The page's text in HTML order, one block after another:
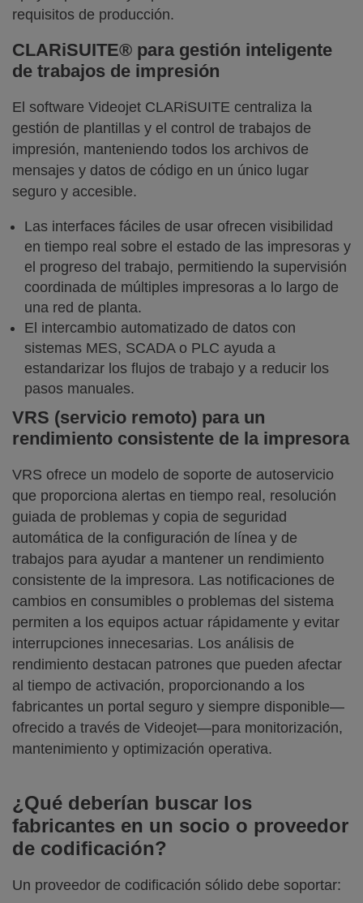
requisitos de producción.
CLARiSUITE® para gestión inteligente
de trabajos de impresión
El software Videojet CLARiSUITE centraliza la
gestión de plantillas y el control de trabajos de
impresión, manteniendo todos los archivos de
mensajes y datos de código en un único lugar
seguro y accesible.
Las interfaces fáciles de usar ofrecen visibilidad
en tiempo real sobre el estado de las impresoras y
el progreso del trabajo, permitiendo la supervisión
coordinada de múltiples impresoras a lo largo de
una red de planta.
El intercambio automatizado de datos con
sistemas MES, SCADA o PLC ayuda a
estandarizar los flujos de trabajo y a reducir los
pasos manuales.
VRS (servicio remoto) para un
rendimiento consistente de la impresora
VRS ofrece un modelo de soporte de autoservicio
que proporciona alertas en tiempo real, resolución
guiada de problemas y copia de seguridad
automática de la configuración de línea y de
trabajos para ayudar a mantener un rendimiento
consistente de la impresora. Las notificaciones de
cambios en consumibles o problemas del sistema
permiten a los equipos actuar rápidamente y evitar
interrupciones innecesarias. Los análisis de
rendimiento destacan patrones que pueden afectar
al tiempo de activación, proporcionando a los
fabricantes un portal seguro y siempre disponible—
ofrecido a través de Videojet—para monitorización,
mantenimiento y optimización operativa.
¿Qué deberían buscar los
fabricantes en un socio o proveedor
de codificación?
Un proveedor de codificación sólido debe soportar: